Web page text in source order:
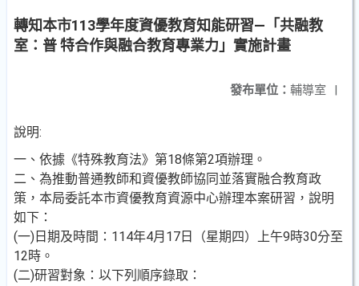
轉知本市113學年度資優教育知能研習—「共融教
室：普 特合作與融合教育專業力」實施計畫
發布單位： 輔導室 |
說明:
一、依據《特殊教育法》第18條第2項辦理。
二、為推動普通教師和資優教師協同並落實融合教育政
策，本局委託本市資優教育資源中心辦理本案研習，說明
如下：
(一)日期及時間：114年4月17日（星期四）上午9時30分至
12時。
(二)研習對象：以下列順序錄取：